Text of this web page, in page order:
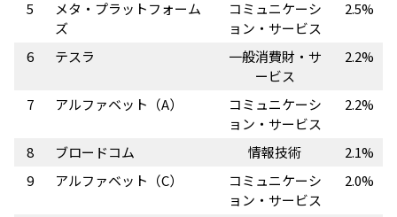
5
メタ・プラットフォーム
ズ
コミュニケーシ
ョン・サービス
2.5%
6 テスラ
一般消費財・サ
ービス
2.2%
7 アルファベット（A）
コミュニケーシ
ョン・サービス
2.2%
8 ブロードコム 情報技術
2.1%
9
アルファベット（C）
コミュニケーシ
ョン・サービス
2.0%